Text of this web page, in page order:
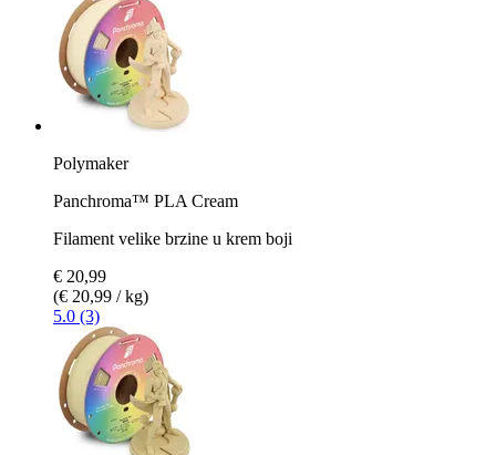
Polymaker
Panchroma™ PLA Cream
Filament velike brzine u krem boji
€ 20,99
(€ 20,99 / kg)
5.0 (3)